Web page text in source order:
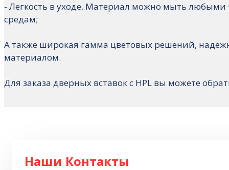
- Легкость в уходе. Материал можно мыть
средам;
А также широкая гамма цветовых решений,
материалом.
Для заказа дверных вставок с HPL вы можете
Наши Контакты